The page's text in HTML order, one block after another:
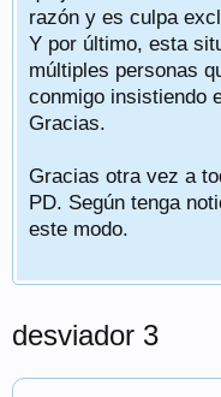
razón y es culpa
Y por último, esta
múltiples personas
conmigo insistiendo
Gracias.
Gracias otra vez a
PD. Según tenga
este modo.
desviador 3